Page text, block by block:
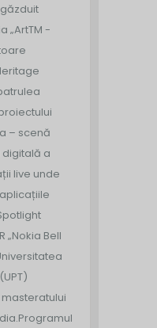
„ArtTM -
– scenă
digitală a
live unde
„Nokia Bell
Programul